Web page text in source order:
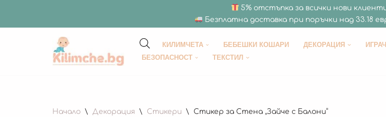
5% отстъпка за всички нови
Безплатна доставка при поръчки над 33.18
Продължете
КИЛИМЧЕТА БЕБЕШКИ КОШАРИ ДЕКОРАЦИЯ
БЕЗОПАСНОСТ
ТЕКСТИЛ
Начало \ Декорация \ Стикери \ Стикер за Стена „Зайче с Балони“